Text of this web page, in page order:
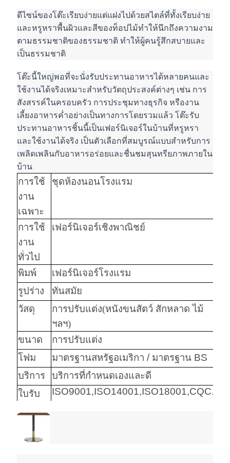
ตัวดีไซน์ของโต๊ะเรียบง่ายแต่แฝงไปด้วยสไตล์ที่ทั้งเรียบง่าย
และหรูหราพื้นผิวและสีของท็อปไม้ทำให้นึกถึงความงาม
ตามธรรมชาติของธรรมชาติ ทำให้ผู้คนรู้สึกสบายและ
เป็นธรรมชาติ
โต๊ะนี้ใหญ่พอที่จะนั่งรับประทานอาหารได้หลายคนและ
ใช้งานได้จริงเหมาะสำหรับวัตถุประสงค์ต่างๆ เช่น การ
สังสรรค์ในครอบครัว การประชุมทางธุรกิจ หรืองาน
เลี้ยงอาหารค่ำอย่างเป็นทางการโดยรวมแล้ว โต๊ะรับ
ประทานอาหารชิ้นนี้เป็นเฟอร์นิเจอร์ในบ้านที่หรูหรา
และใช้งานได้จริง เป็นตัวเลือกที่สมบูรณ์แบบสำหรับการ
เพลิดเพลินกับอาหารอร่อยและชื่นชมสุนทรียภาพภายใน
บ้าน
การใช้
งาน
เฉพาะ
ชุดห้องนอนโรงแรม
การใช้
งาน
ทั่วไป
เฟอร์นิเจอร์เชิงพาณิชย์
พิมพ์
เฟอร์นิเจอร์โรงแรม
รูปร่าง
ทันสมัย
วัสดุ
การปรับแต่ง(หนังขนสัตว์ สักหลาด ไม้
ฯลฯ)
ขนาด
การปรับแต่ง
โฟม
มาตรฐานสหรัฐอเมริกา / มาตรฐาน BS
บริการ
บริการที่กำหนดเองและดี
ใบรับ
ISO9001,ISO14001,ISO18001,CQC.
สำคัญ